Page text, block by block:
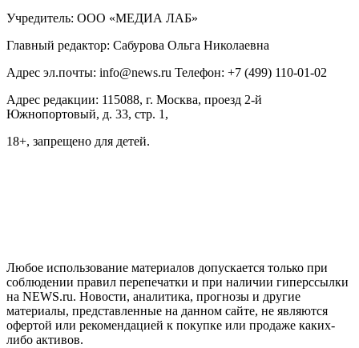
Учредитель: ООО «МЕДИА ЛАБ»
Главный редактор: Сабурова Ольга Николаевна
Адрес эл.почты: info@news.ru Телефон: +7 (499) 110-01-02
Адрес редакции: 115088, г. Москва, проезд 2-й
Южнопортовый, д. 33, стр. 1,
18+, запрещено для детей.
Любое использование материалов допускается только при
соблюдении правил перепечатки и при наличии гиперссылки
на NEWS.ru. Новости, аналитика, прогнозы и другие
материалы, представленные на данном сайте, не являются
офертой или рекомендацией к покупке или продаже каких-
либо активов.